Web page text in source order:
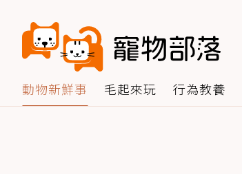
動物新鮮事 毛起來玩 行為教養